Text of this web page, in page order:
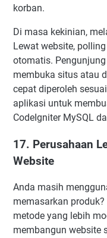
korban.
Di masa kekinian,
Lewat website,
otomatis.
membuka situs atau
cepat diperoleh
aplikasi untuk
CodeIgniter MySQL
17. Perusahaan
Website
Anda masih
memasarkan
metode yang lebih
membangun website